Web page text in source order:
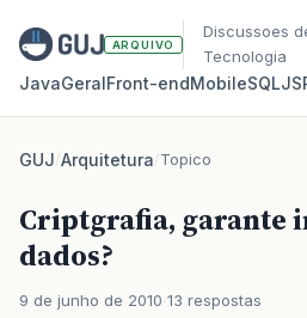
ARQUIVO
Discussoes
Tecnologia
JavaGeralFront‑endMobileSQLJS
GUJ/Arquitetura/Topico
Criptgrafia, garante
dados?
9 de junho de 2010 13 respostas